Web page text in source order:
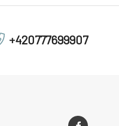
+420777699907